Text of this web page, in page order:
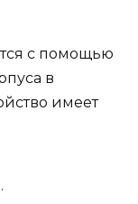
с помощью
в
имеет